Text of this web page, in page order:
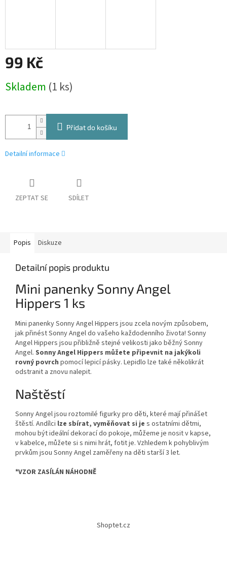
99 Kč
cena:
Skladem (1 ks)
Přidat do košíku
Detailní informace
ZEPTAT SE SDÍLET
Popis Diskuze
Detailní popis produktu
Mini panenky Sonny Angel
Hippers 1 ks
Mini panenky Sonny Angel Hippers jsou zcela novým způsobem,
jak přinést Sonny Angel do vašeho každodenního života! Sonny
Angel Hippers jsou přibližně stejné velikosti jako běžný Sonny
Angel. Sonny Angel Hippers můžete připevnit na jakýkoli
rovný povrch pomocí lepicí pásky. Lepidlo lze také několikrát
odstranit a znovu nalepit.
Naštěstí
Sonny Angel jsou roztomilé figurky pro děti, které mají přinášet
štěstí. Andílci lze sbírat, vyměňovat si je s ostatními dětmi,
mohou být ideální dekorací do pokoje, můžeme je nosit v kapse,
v kabelce, můžete si s nimi hrát, fotit je. Vzhledem k pohyblivým
prvkům jsou Sonny Angel zaměřeny na děti starší 3 let.
*VZOR ZASÍLÁN NÁHODNĚ
Shoptet.cz